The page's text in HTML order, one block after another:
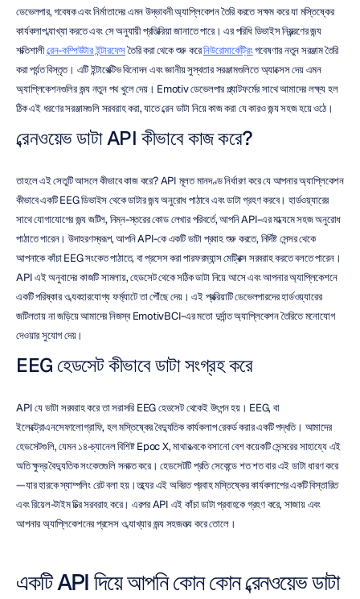
ডেভেলপার, গবেষক এবং নির্মাতাদের এমন উদ্ভাবনী অ্যাপ্লিকেশন তৈরি করতে সক্ষম করে যা মস্তিষ্কের
কার্যকলাপ ব্যাখ্যা করতে এবং সে অনুযায়ী প্রতিক্রিয়া জানাতে পারে। এর পরিধি ডিভাইস নিয়ন্ত্রণের জন্য
শক্তিশালী ব্রেন-কম্পিউটার ইন্টারফেস তৈরি করা থেকে শুরু করে নিউরোমার্কেট্রিং গবেষণার নতুন সরঞ্জাম তৈরি
করা পর্যন্ত বিস্তৃত। এটি ইন্টারেক্টিভ বিনোদন এবং জ্ঞানীয় সুস্থতার সরঞ্জামগুলিতে অ্যাক্সেস দেয় এমন
অ্যাপ্লিকেশনগুলির জন্য নতুন পথ খুলে দেয়। Emotiv ডেভেলপার প্ল্যাটফর্মের সাথে আমাদের লক্ষ্য হল
ঠিক এই ধরণের সরঞ্জামগুলি সরবরাহ করা, যাতে ব্রেন ডাটা নিয়ে কাজ করা যে কারও জন্য সহজ হয়ে ওঠে।
ব্রেনওয়েভ ডাটা API কীভাবে কাজ করে?
তাহলে এই সেতুটি আসলে কীভাবে কাজ করে? API মূলত মানদণ্ড নির্ধারণ করে যে আপনার অ্যাপ্লিকেশন
কীভাবে একটি EEG ডিভাইস থেকে ডাটার জন্য অনুরোধ পাঠাবে এবং ডাটা গ্রহণ করবে। হার্ডওয়্যারের
সাথে যোগাযোগের জন্য জটিল, নিম্ন-স্তরের কোড লেখার পরিবর্তে, আপনি API-এর মাধ্যমে সহজ অনুরোধ
পাঠাতে পারেন। উদাহরণস্বরূপ, আপনি API-কে একটি ডাটা প্রবাহ শুরু করতে, নির্দিষ্ট সেন্সর থেকে
আপনাকে কাঁচা EEG সংকেত পাঠাতে, বা প্রসেস করা পারফরম্যান্স মেট্রিক্স সরবরাহ করতে বলতে পারেন।
API এই অনুবাদের কাজটি সামলায়, হেডসেট থেকে সঠিক ডাটা নিয়ে আসে এবং আপনার অ্যাপ্লিকেশনে
একটি পরিষ্কার ও ব্যবহারযোগ্য ফর্ম্যাটে তা পৌঁছে দেয়। এই প্রক্রিয়াটি ডেভেলপারদের হার্ডওয়্যারের
জটিলতায় না জড়িয়ে আমাদের নিজস্ব EmotivBCI-এর মতো দুর্দান্ত অ্যাপ্লিকেশন তৈরিতে মনোযোগ
দেওয়ার সুযোগ দেয়।
EEG হেডসেট কীভাবে ডাটা সংগ্রহ করে
API যে ডাটা সরবরাহ করে তা সরাসরি EEG হেডসেট থেকেই উৎপন্ন হয়। EEG, বা
ইলেক্ট্রোএনসেফালোগ্রাফি, হল মস্তিষ্কের বৈদ্যুতিক কার্যকলাপ রেকর্ড করার একটি পদ্ধতি। আমাদের
হেডসেটগুলি, যেমন ১৪-চ্যানেল বিশিষ্ট Epoc X, মাথার ত্বকে বসানো বেশ কয়েকটি সেন্সরের সাহায্যে এই
অতি ক্ষুদ্র বৈদ্যুতিক সংকেতগুলি সনাক্ত করে। হেডসেটটি প্রতি সেকেন্ডে শত শত বার এই ডাটা ধারণ করে
—যার হারকে স্যাম্পলিং রেট বলা হয়।তথ্যের এই অবিরত প্রবাহ মস্তিষ্কের কার্যকলাপের একটি বিস্তারিত
এবং রিয়েল-টাইম চিত্র সরবরাহ করে। এরপর API এই কাঁচা ডাটা প্রবাহকে গ্রহণ করে, সাজায় এবং
আপনার অ্যাপ্লিকেশনের প্রসেস ও ব্যাখ্যার জন্য সহজলভ্য করে তোলে।
একটি API দিয়ে আপনি কোন কোন ব্রেনওয়েভ ডাটা